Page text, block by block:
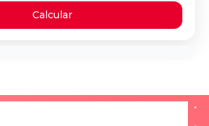
Calcular